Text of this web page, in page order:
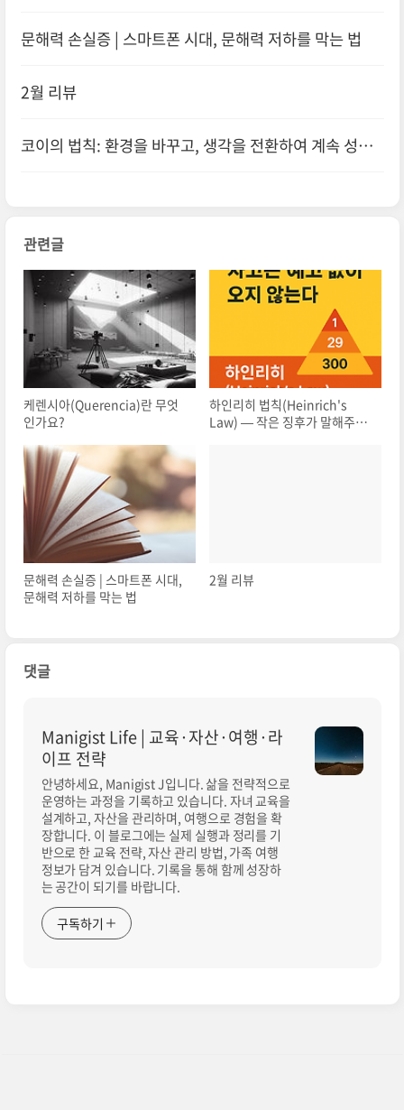
문해력 손실증 | 스마트폰 시대, 문해력 저하를 막는 법
2월 리뷰
코이의 법칙: 환경을 바꾸고, 생각을 전환하여 계속 성장
관련글
케렌시아(Querencia)란 무엇
인가요?
하인리히 법칙(Heinrich's
Law) — 작은 징후가 말해주는
문해력 손실증 | 스마트폰 시대,
문해력 저하를 막는 법
2월 리뷰
댓글
Manigist Life | 교육·자산·여행·라
이프 전략
안녕하세요, Manigist J입니다. 삶을 전략적으로
운영하는 과정을 기록하고 있습니다. 자녀 교육을
설계하고, 자산을 관리하며, 여행으로 경험을 확
장합니다. 이 블로그에는 실제 실행과 정리를 기
반으로 한 교육 전략, 자산 관리 방법, 가족 여행
정보가 담겨 있습니다. 기록을 통해 함께 성장하
는 공간이 되기를 바랍니다.
구독하기